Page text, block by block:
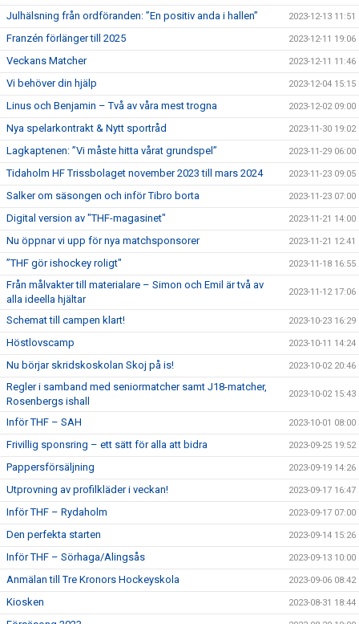
Julhälsning från ordföranden: ”En positiv anda i hallen” 2023-12-13 11:51
Franzén förlänger till 2025 2023-12-11 19:06
Veckans Matcher 2023-12-11 11:46
Vi behöver din hjälp 2023-12-04 15:15
Linus och Benjamin – Två av våra mest trogna 2023-12-02 09:00
Nya spelarkontrakt & Nytt sportråd 2023-11-30 19:02
Lagkaptenen: ”Vi måste hitta vårat grundspel” 2023-11-29 06:00
Tidaholm HF Trissbolaget november 2023 till mars 2024 2023-11-23 09:05
Salker om säsongen och inför Tibro borta 2023-11-23 07:00
Digital version av "THF-magasinet" 2023-11-21 14:00
Nu öppnar vi upp för nya matchsponsorer 2023-11-21 12:41
”THF gör ishockey roligt" 2023-11-18 16:55
Från målvakter till materialare – Simon och Emil är två av
alla ideella hjältar
2023-11-12 17:06
Schemat till campen klart! 2023-10-23 16:29
Höstlovscamp 2023-10-11 14:24
Nu börjar skridskoskolan Skoj på is! 2023-10-02 20:46
Regler i samband med seniormatcher samt J18-matcher,
Rosenbergs ishall
2023-10-02 15:43
Inför THF – SAH 2023-10-01 08:00
Frivillig sponsring – ett sätt för alla att bidra 2023-09-25 19:52
Pappersförsäljning 2023-09-19 14:26
Utprovning av profilkläder i veckan! 2023-09-17 16:47
Inför THF – Rydaholm 2023-09-17 07:00
Den perfekta starten 2023-09-14 15:26
Inför THF – Sörhaga/Alingsås 2023-09-13 10:00
Anmälan till Tre Kronors Hockeyskola 2023-09-06 08:42
Kiosken 2023-08-31 18:44